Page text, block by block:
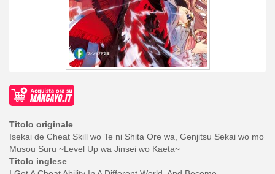
Titolo originale
Isekai de Cheat Skill wo Te ni Shita Ore wa, Genjitsu Sekai wo mo
Musou Suru ~Level Up wa Jinsei wo Kaeta~
Titolo inglese